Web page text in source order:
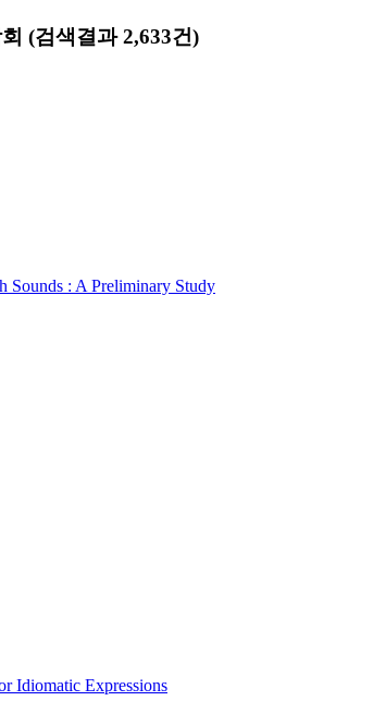
(검색결과 2,633건)
Sounds : A Preliminary Study
Idiomatic Expressions